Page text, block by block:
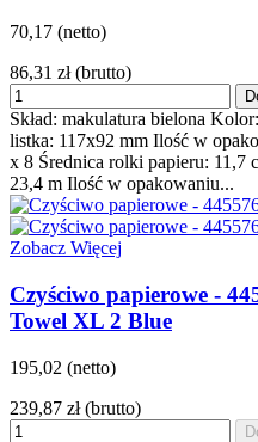
70,17 (netto)
86,31 zł (brutto)
Skład: makulatura bielona
listka: 117x92 mm Ilość w
x 8 Średnica rolki papieru: 11,7
23,4 m Ilość w opakowaniu...
Zobacz Więcej
Czyściwo papierowe -
Towel XL 2 Blue
195,02 (netto)
239,87 zł (brutto)